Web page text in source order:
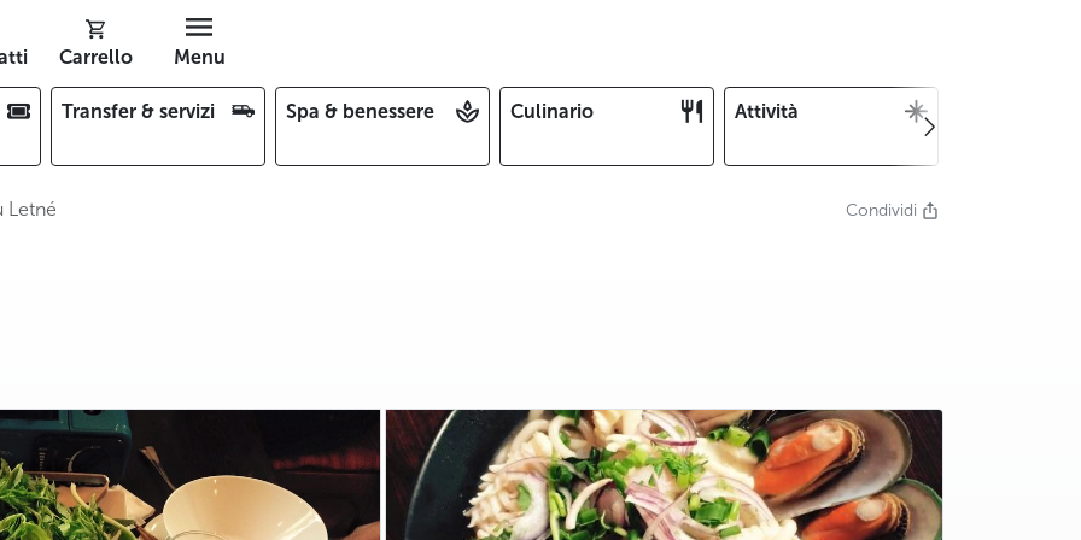
Carrello Menu
Transfer & servizi Spa & benessere Culinario Attività
Letné Condividi